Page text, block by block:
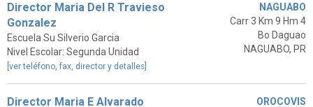
Director Maria Del R Travieso
Gonzalez
Escuela Su Silverio Garcia
Nivel Escolar: Segunda Unidad
[ver teléfono, fax, director y detalles]
NAGUABO
Carr 3 Km 9 Hm 4
Bo Daguao
NAGUABO, PR
Director Maria E Alvarado
OROCOVIS